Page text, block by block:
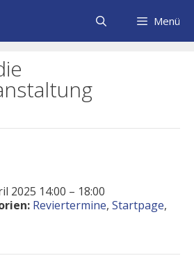
Menü
2025 14:00 – 18:00
Reviertermine, Startpage,